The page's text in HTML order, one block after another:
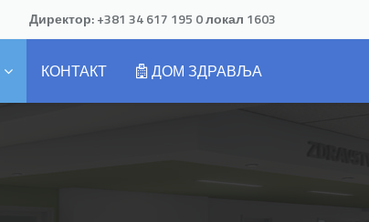
Директор:+381 34 617 195 0локал 1603
КОНТАКТ ДОМ ЗДРАВЉА